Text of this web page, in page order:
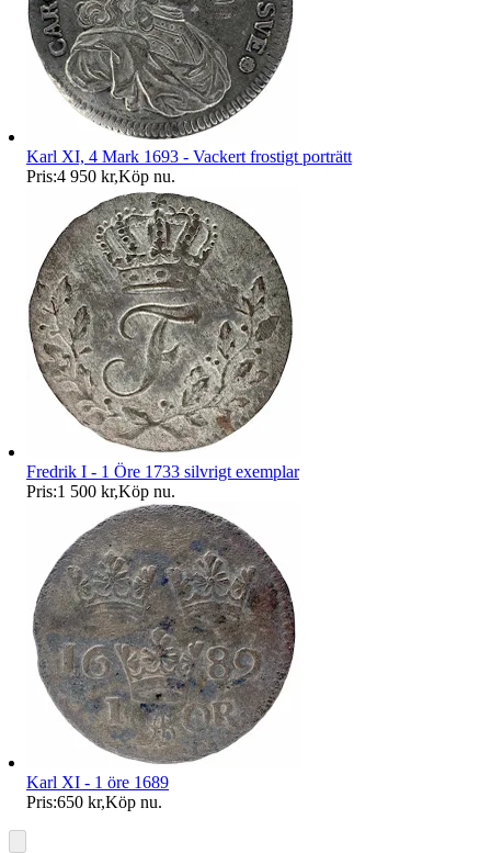
Karl XI, 4 Mark 1693 - Vackert frostigt porträtt
Pris:4 950 kr,Köp nu.
Fredrik I - 1 Öre 1733 silvrigt exemplar
Pris:1 500 kr,Köp nu.
Karl XI - 1 öre 1689
Pris:650 kr,Köp nu.